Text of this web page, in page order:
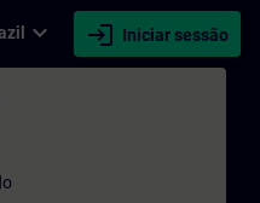
expand_more login Iniciar sessão
- Formação -